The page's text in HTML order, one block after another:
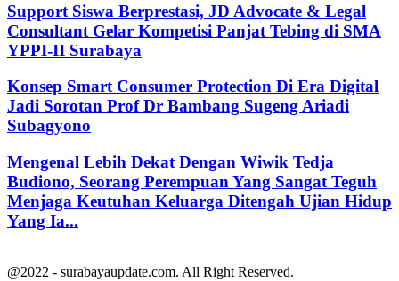
Support Siswa Berprestasi, JD Advocate & Legal
Consultant Gelar Kompetisi Panjat Tebing di SMA
YPPI-II Surabaya
Konsep Smart Consumer Protection Di Era Digital
Jadi Sorotan Prof Dr Bambang Sugeng Ariadi
Subagyono
Mengenal Lebih Dekat Dengan Wiwik Tedja
Budiono, Seorang Perempuan Yang Sangat Teguh
Menjaga Keutuhan Keluarga Ditengah Ujian Hidup
Yang Ia...
@2022 - surabayaupdate.com. All Right Reserved.